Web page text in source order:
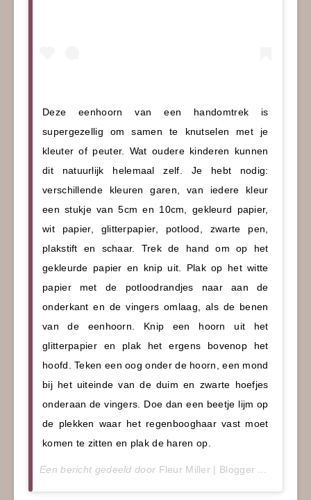
Deze eenhoorn van een handomtrek is
supergezellig om samen te knutselen met je
kleuter of peuter. Wat oudere kinderen kunnen
dit natuurlijk helemaal zelf. Je hebt nodig:
verschillende kleuren garen, van iedere kleur
een stukje van 5cm en 10cm, gekleurd papier,
wit papier, glitterpapier, potlood, zwarte pen,
plakstift en schaar. Trek de hand om op het
gekleurde papier en knip uit. Plak op het witte
papier met de potloodrandjes naar aan de
onderkant en de vingers omlaag, als de benen
van de eenhoorn. Knip een hoorn uit het
glitterpapier en plak het ergens bovenop het
hoofd. Teken een oog onder de hoorn, een mond
bij het uiteinde van de duim en zwarte hoefjes
onderaan de vingers. Doe dan een beetje lijm op
de plekken waar het regenbooghaar vast moet
komen te zitten en plak de haren op.
Een bericht gedeeld door Fleur Miller | Blogger